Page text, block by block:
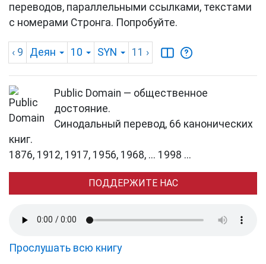
переводов, параллельными ссылками, текстами
с номерами Стронга. Попробуйте.
‹ 9 Деян 10 SYN 11 ›
Public Domain — общественное
достояние.
Синодальный перевод, 66 канонических
книг.
1876, 1912, 1917, 1956, 1968, ... 1998 ...
ПОДДЕРЖИТЕ НАС
Прослушать всю книгу